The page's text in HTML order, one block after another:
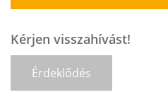
Kérjen visszahívást!
Érdeklődés